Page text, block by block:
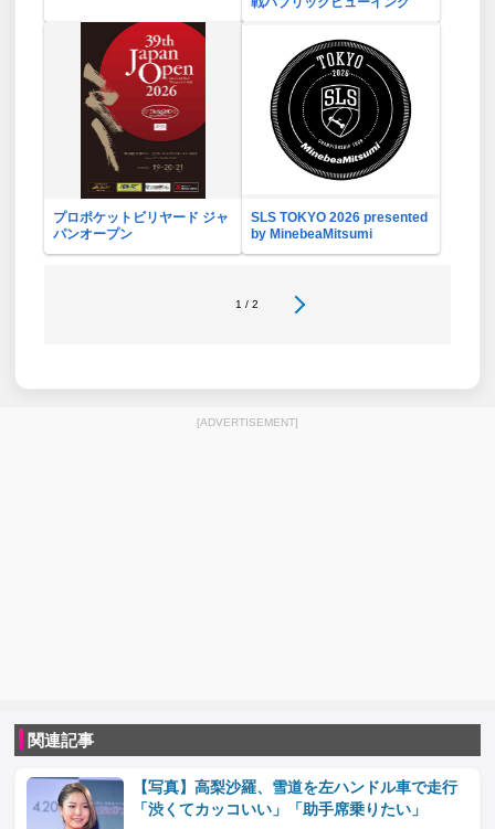
プロポケットビリヤード ジャ
パンオープン
SLS TOKYO 2026 presented
by MinebeaMitsumi
1 / 2
[ADVERTISEMENT]
関連記事
【写真】高梨沙羅、雪道を左ハンドル車で走行
「渋くてカッコいい」「助手席乗りたい」